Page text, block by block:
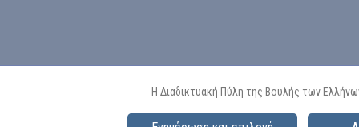
Η Διαδικτυακή Πύλη της Βουλής των